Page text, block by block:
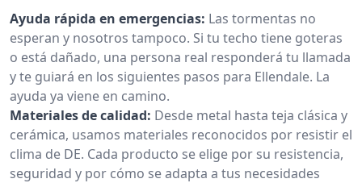
Ayuda rápida en emergencias: Las tormentas no
esperan y nosotros tampoco. Si tu techo tiene goteras
o está dañado, una persona real responderá tu llamada
y te guiará en los siguientes pasos para Ellendale. La
ayuda ya viene en camino.
Materiales de calidad: Desde metal hasta teja clásica y
cerámica, usamos materiales reconocidos por resistir el
clima de DE. Cada producto se elige por su resistencia,
seguridad y por cómo se adapta a tus necesidades